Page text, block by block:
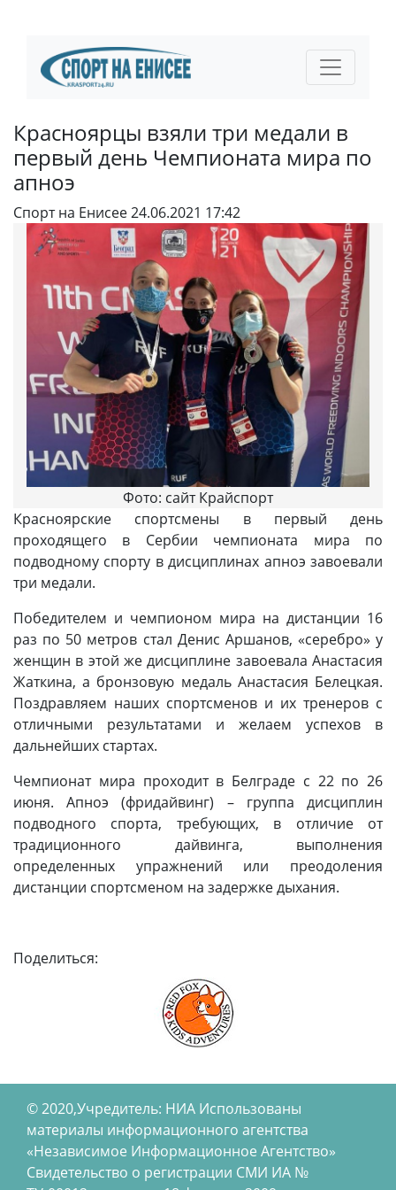
Красноярцы взяли три медали в
первый день Чемпионата мира по
апноэ
Спорт на Енисее24.06.2021 17:42
Фото: сайт Крайспорт
Красноярские спортсмены в первый день
проходящего в Сербии чемпионата мира по
подводному спорту в дисциплинах апноэ завоевали
три медали.
Победителем и чемпионом мира на дистанции 16
раз по 50 метров стал Денис Аршанов, «серебро» у
женщин в этой же дисциплине завоевала Анастасия
Жаткина, а бронзовую медаль Анастасия Белецкая.
Поздравляем наших спортсменов и их тренеров с
отличными результатами и желаем успехов в
дальнейших стартах.
Чемпионат мира проходит в Белграде с 22 по 26
июня. Апноэ (фридайвинг) – группа дисциплин
подводного спорта, требующих, в отличие от
традиционного дайвинга, выполнения
определенных упражнений или преодоления
дистанции спортсменом на задержке дыхания.
Поделиться:
© 2020,Учредитель: НИА Использованы
материалы информационного агентства
«Независимое Информационное Агентство»
Свидетельство о регистрации СМИ ИА №